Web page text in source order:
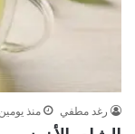
رغد مطفي منذ يومين